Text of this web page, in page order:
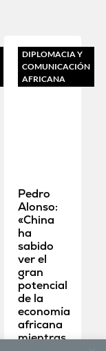
DIPLOMACIA Y
COMUNICACIÓN
AFRICANA
Pedro
Alonso:
«China
ha
sabido
ver el
gran
potencial
de la
economía
africana
mientras